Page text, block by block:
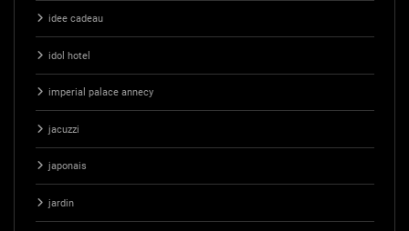
idee cadeau
idol hotel
imperial palace annecy
jacuzzi
japonais
jardin